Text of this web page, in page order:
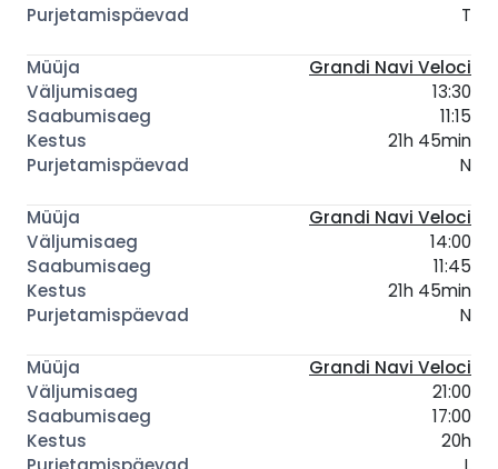
T
Grandi Navi Veloci
13:30
11:15
21h 45min
N
Grandi Navi Veloci
14:00
11:45
21h 45min
N
Grandi Navi Veloci
21:00
17:00
20h